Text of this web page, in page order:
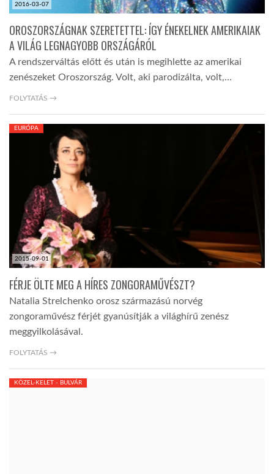
2016-03-07
OROSZORSZÁGNAK SZERETETTEL: ÍGY ÉNEKELNEK AMERIKAIAK
A VILÁG LEGNAGYOBB ORSZÁGÁRÓL
A rendszerváltás előtt és után is megihlette az amerikai
zenészeket Oroszország. Volt, aki parodizálta, volt,…
FOLYTATÁS →
2015-09-01
EURÓPA
FÉRJE ÖLTE MEG A HÍRES ZONGORAMŰVÉSZT?
Natalia Strelchenko orosz származású norvég
zongoraművész férjét gyanúsítják a világhírű zenész
meggyilkolásával.
FOLYTATÁS →
KÖZEL-KELET - BULVÁR